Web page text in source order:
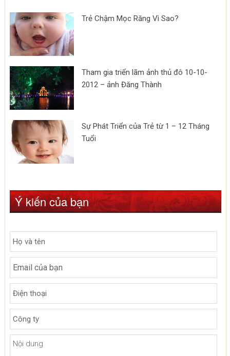
Trẻ Chậm Mọc Răng Vì Sao?
Tham gia triển lãm ảnh thủ đô 10-10-
2012 – ảnh Đăng Thành
Sự Phát Triển của Trẻ từ 1 – 12 Tháng
Tuổi
Ý kiến của bạn